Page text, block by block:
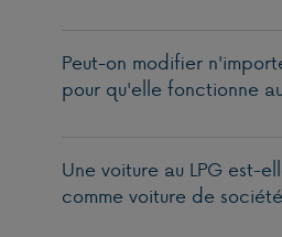
Gaz en citernes
LPG
Peut-on modifier
pour qu'elle fonctionne
Une voiture au LPG est-
comme voiture de